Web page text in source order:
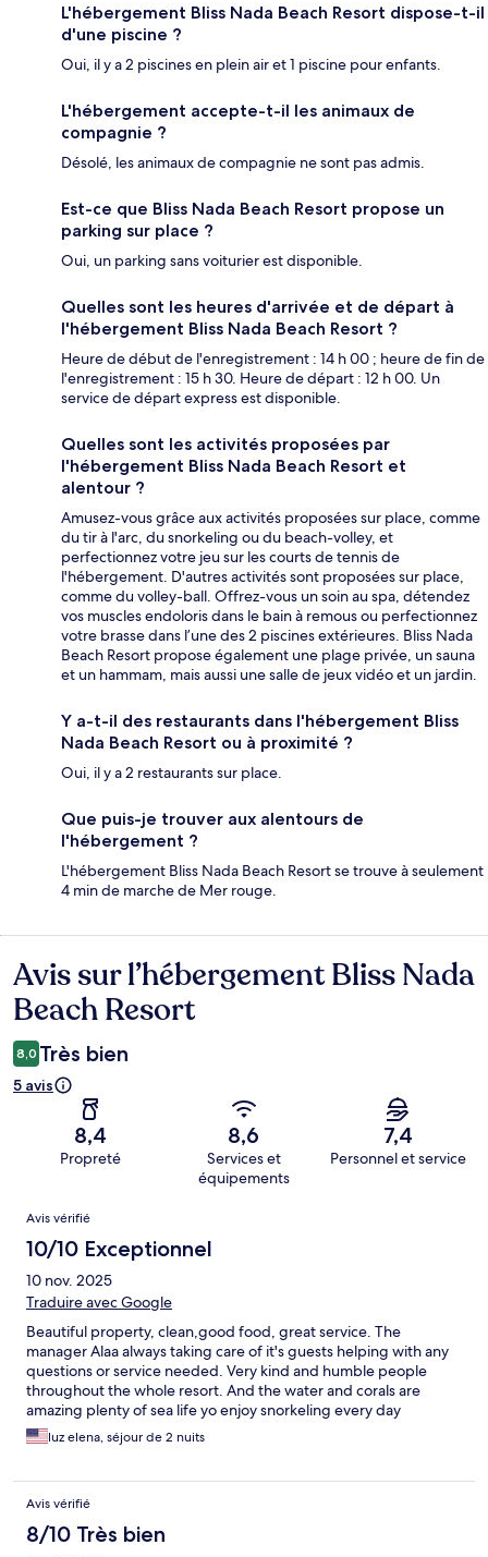
L'hébergement Bliss Nada Beach Resort dispose-t-il
d'une piscine ?
Oui, il y a 2 piscines en plein air et 1 piscine pour enfants.
L'hébergement accepte-t-il les animaux de
compagnie ?
Désolé, les animaux de compagnie ne sont pas admis.
Est-ce que Bliss Nada Beach Resort propose un
parking sur place ?
Oui, un parking sans voiturier est disponible.
Quelles sont les heures d'arrivée et de départ à
l'hébergement Bliss Nada Beach Resort ?
Heure de début de l'enregistrement : 14 h 00 ; heure de fin de
l'enregistrement : 15 h 30. Heure de départ : 12 h 00. Un
service de départ express est disponible.
Quelles sont les activités proposées par
l'hébergement Bliss Nada Beach Resort et
alentour ?
Amusez-vous grâce aux activités proposées sur place, comme
du tir à l'arc, du snorkeling ou du beach-volley, et
perfectionnez votre jeu sur les courts de tennis de
l'hébergement. D'autres activités sont proposées sur place,
comme du volley-ball. Offrez-vous un soin au spa, détendez
vos muscles endoloris dans le bain à remous ou perfectionnez
votre brasse dans l’une des 2 piscines extérieures. Bliss Nada
Beach Resort propose également une plage privée, un sauna
et un hammam, mais aussi une salle de jeux vidéo et un jardin.
Y a-t-il des restaurants dans l'hébergement Bliss
Nada Beach Resort ou à proximité ?
Oui, il y a 2 restaurants sur place.
Que puis-je trouver aux alentours de
l'hébergement ?
L'hébergement Bliss Nada Beach Resort se trouve à seulement
4 min de marche de Mer rouge.
Avis
Avis sur l’hébergement Bliss Nada
Beach Resort
8,0 Très bien
5 avis
8,4
Propreté
8,6
Services et
équipements
7,4
Personnel et service
Avis
Avis vérifié
10/10 Exceptionnel
10 nov. 2025
Traduire avec Google
Beautiful property, clean,good food, great service. The
manager Alaa always taking care of it's guests helping with any
questions or service needed. Very kind and humble people
throughout the whole resort. And the water and corals are
amazing plenty of sea life yo enjoy snorkeling every day
luz elena, séjour de 2 nuits
Avis vérifié
8/10 Très bien